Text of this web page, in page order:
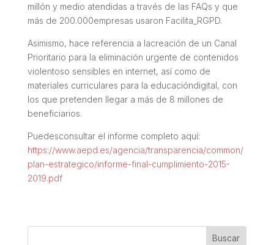
millón y medio atendidas a través de las FAQs y que
más de 200.000empresas usaron Facilita_RGPD.
Asimismo, hace referencia a lacreación de un Canal
Prioritario para la eliminación urgente de contenidos
violentoso sensibles en internet, así como de
materiales curriculares para la educacióndigital, con
los que pretenden llegar a más de 8 millones de
beneficiarios.
Puedesconsultar el informe completo aquí:
https://www.aepd.es/agencia/transparencia/common/
plan-estrategico/informe-final-cumplimiento-2015-
2019.pdf
Buscar